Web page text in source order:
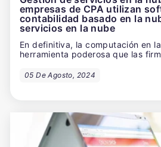
empresas de CPA utilizan
contabilidad basado en la
servicios en la nube
En definitiva, la computación en
herramienta poderosa que las
05 De Agosto, 2024